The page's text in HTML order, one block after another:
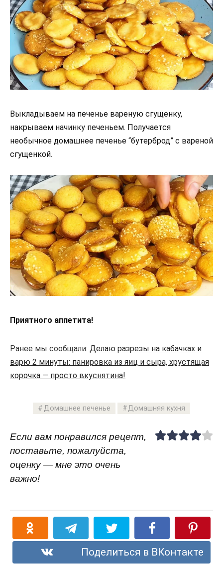
Выкладываем на печенье вареную сгущенку,
накрываем начинку печеньем. Получается
необычное домашнее печенье “бутерброд” с вареной
сгущенкой.
Приятного аппетита!
Ранее мы сообщали: Делаю разрезы на кабачках и
варю 2 минуты: панировка из яиц и сыра, хрустящая
корочка — просто вкуснятина!
Домашнее печенье Домашняя кухня
Если вам понравился рецепт,
поставьте, пожалуйста,
оценку — мне это очень
важно!
Поделиться в ВКонтакте